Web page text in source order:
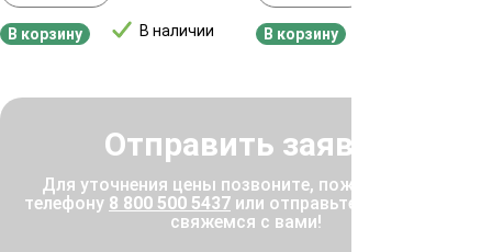
В наличии
В корзину В корзину
Отправить заявку
Для уточнения цены позвоните, пожалуйста, по
телефону 8 800 500 5437 или отправьте заявку, и мы
свяжемся с вами!